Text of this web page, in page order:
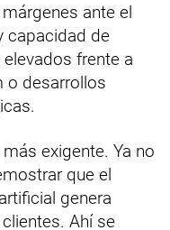
ante el
capacidad de
frente a
o desarrollos
exigente. Ya no
que el
genera
Ahí se